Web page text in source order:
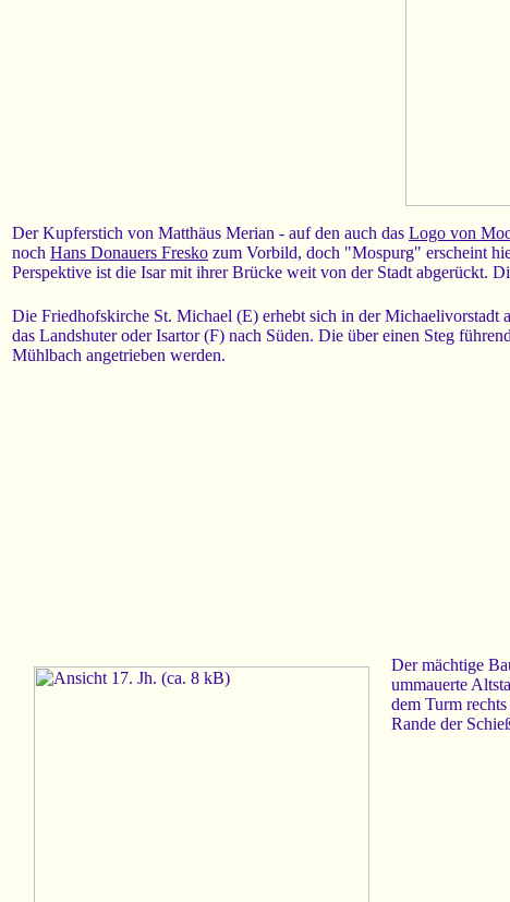
Der Kupferstich von Matthäus Merian - auf den auch das Logo von
noch Hans Donauers Fresko zum Vorbild, doch "Mospurg" erscheint
Perspektive ist die Isar mit ihrer Brücke weit von der Stadt abgerückt.
Die Friedhofskirche St. Michael (E) erhebt sich in der Michaelivorstadt
das Landshuter oder Isartor (F) nach Süden. Die über einen Steg
Mühlbach angetrieben werden.
Der mächtige
ummauerte
dem Turm
Rande der